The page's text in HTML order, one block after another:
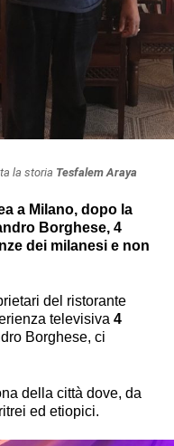
la storia Tesfalem Araya
a Milano, dopo la
Borghese, 4
dei milanesi e non
del ristorante
televisiva 4
Borghese, ci
della città dove, da
ed etiopici.